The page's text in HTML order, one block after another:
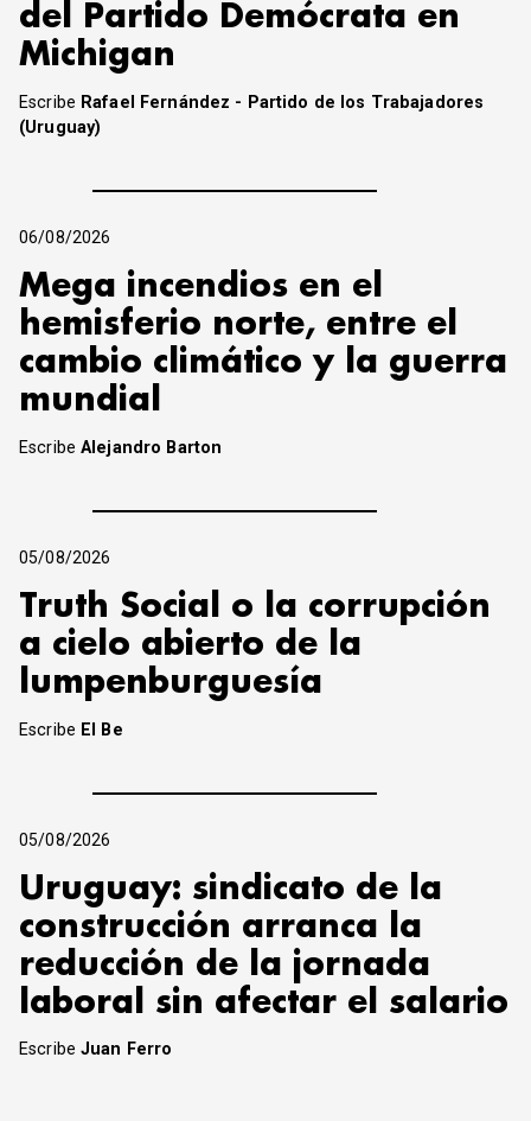
del Partido Demócrata en
Michigan
Escribe Rafael Fernández - Partido de los Trabajadores
(Uruguay)
06/08/2026
Mega incendios en el
hemisferio norte, entre el
cambio climático y la guerra
mundial
EscribeAlejandro Barton
05/08/2026
Truth Social o la corrupción
a cielo abierto de la
lumpenburguesía
Escribe El Be
05/08/2026
Uruguay: sindicato de la
construcción arranca la
reducción de la jornada
laboral sin afectar el salario
EscribeJuan Ferro